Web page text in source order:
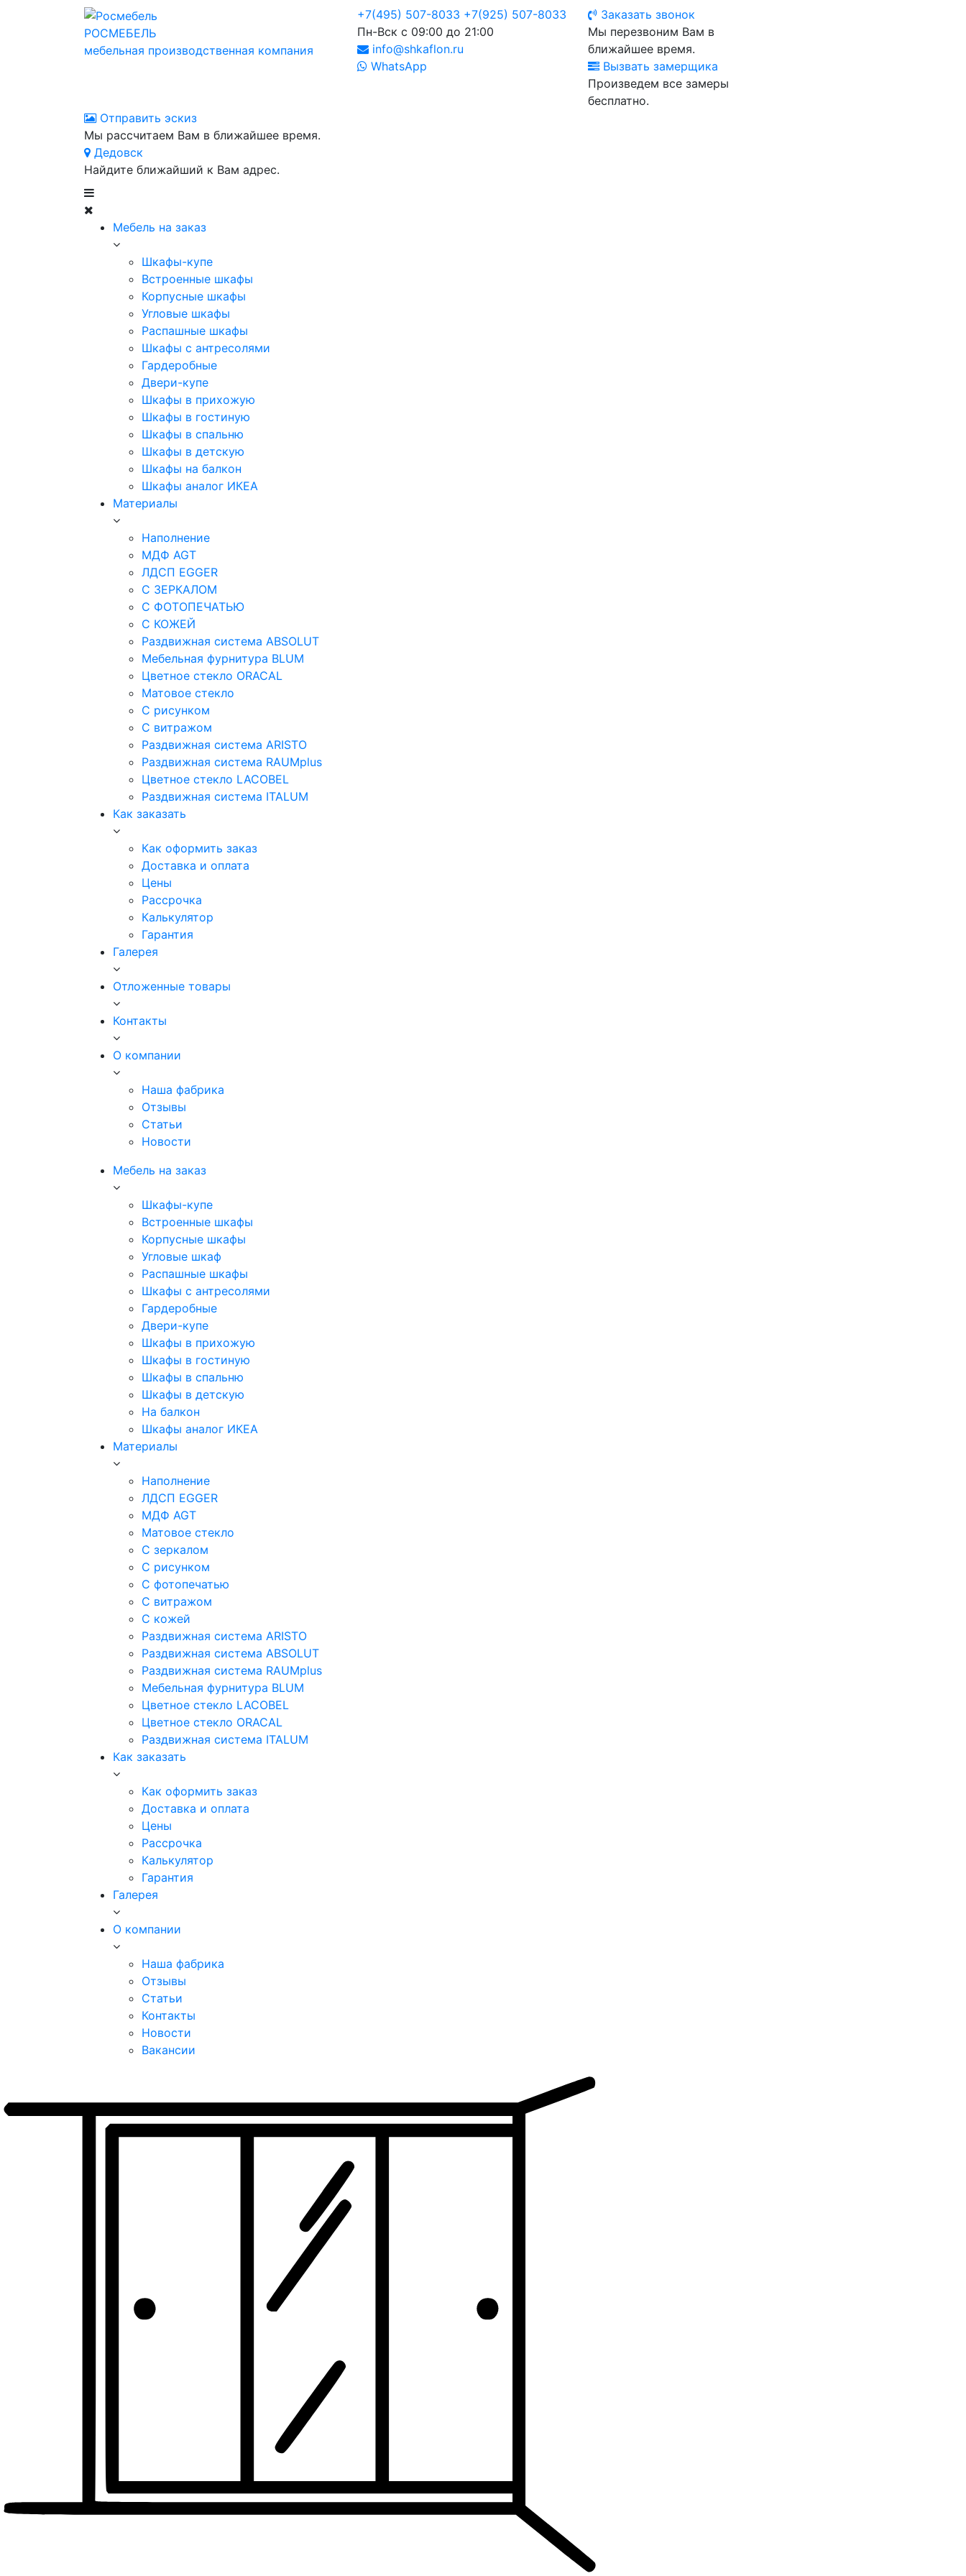
РОСМЕБЕЛЬ
мебельная производственная компания
+7(495) 507-8033 +7(925) 507-8033
Пн-Вск с 09:00 до 21:00
info@shkaflon.ru
WhatsApp
Заказать звонок
Мы перезвоним Вам в
ближайшее время.
Вызвать замерщика
Произведем все замеры
бесплатно.
Отправить эскиз
Мы рассчитаем Вам в ближайшее время.
Дедовск
Найдите ближайший к Вам адрес.
Мебель на заказ
Шкафы-купе
Встроенные шкафы
Корпусные шкафы
Угловые шкафы
Распашные шкафы
Шкафы с антресолями
Гардеробные
Двери-купе
Шкафы в прихожую
Шкафы в гостиную
Шкафы в спальню
Шкафы в детскую
Шкафы на балкон
Шкафы аналог ИКЕА
Материалы
Наполнение
МДФ AGT
ЛДСП EGGER
С ЗЕРКАЛОМ
С ФОТОПЕЧАТЬЮ
С КОЖЕЙ
Раздвижная система ABSOLUT
Мебельная фурнитура BLUM
Цветное стекло ORACAL
Матовое стекло
C рисунком
C витражом
Раздвижная система ARISTO
Раздвижная система RAUMplus
Цветное стекло LACOBEL
Раздвижная система ITALUM
Как заказать
Как оформить заказ
Доставка и оплата
Цены
Рассрочка
Калькулятор
Гарантия
Галерея
Отложенные товары
Контакты
О компании
Наша фабрика
Отзывы
Статьи
Новости
Мебель на заказ
Шкафы-купе
Встроенные шкафы
Корпусные шкафы
Угловые шкаф
Распашные шкафы
Шкафы с антресолями
Гардеробные
Двери-купе
Шкафы в прихожую
Шкафы в гостиную
Шкафы в спальню
Шкафы в детскую
На балкон
Шкафы аналог ИКЕА
Материалы
Наполнение
ЛДСП EGGER
МДФ AGT
Матовое стекло
С зеркалом
С рисунком
С фотопечатью
С витражом
С кожей
Раздвижная система ARISTO
Раздвижная система ABSOLUT
Раздвижная система RAUMplus
Мебельная фурнитура BLUM
Цветное стекло LACOBEL
Цветное стекло ORACAL
Раздвижная система ITALUM
Как заказать
Как оформить заказ
Доставка и оплата
Цены
Рассрочка
Калькулятор
Гарантия
Галерея
О компании
Наша фабрика
Отзывы
Статьи
Контакты
Новости
Вакансии